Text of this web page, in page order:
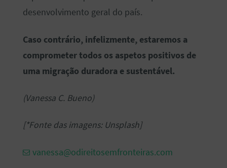
desenvolvimento geral do país.
Caso contrário, infelizmente, estaremos a
comprometer todos os aspetos positivos de
uma migração duradora e sustentável.
(Vanessa C. Bueno)
[*Fonte das imagens: Unsplash]
vanessa@odireitosemfronteiras.com